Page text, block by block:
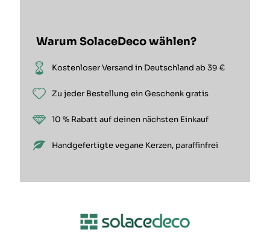
Warum SolaceDeco wählen?
Kostenloser Versand in Deutschland ab 39 €
Zu jeder Bestellung ein Geschenk gratis
10 % Rabatt auf deinen nächsten Einkauf
Handgefertigte vegane Kerzen, paraffinfrei